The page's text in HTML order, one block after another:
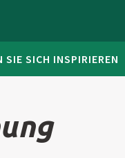
SIE SICH INSPIRIEREN